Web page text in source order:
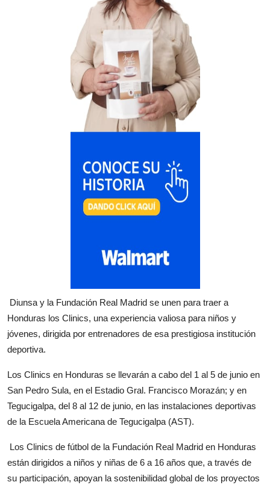
Diunsa y la Fundación Real Madrid se unen para traer a
Honduras los Clinics, una experiencia valiosa para niños y
jóvenes, dirigida por entrenadores de esa prestigiosa institución
deportiva.
Los Clinics en Honduras se llevarán a cabo del 1 al 5 de junio en
San Pedro Sula, en el Estadio Gral. Francisco Morazán; y en
Tegucigalpa, del 8 al 12 de junio, en las instalaciones deportivas
de la Escuela Americana de Tegucigalpa (AST).
Los Clinics de fútbol de la Fundación Real Madrid en Honduras
están dirigidos a niños y niñas de 6 a 16 años que, a través de
su participación, apoyan la sostenibilidad global de los proyectos